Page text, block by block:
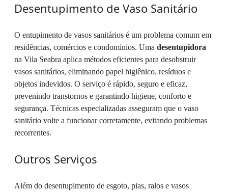
Desentupimento de Vaso Sanitário
O entupimento de vasos sanitários é um problema comum em
residências, comércios e condomínios. Uma desentupidora
na Vila Seabra aplica métodos eficientes para desobstruir
vasos sanitários, eliminando papel higiênico, resíduos e
objetos indevidos. O serviço é rápido, seguro e eficaz,
prevenindo transtornos e garantindo higiene, conforto e
segurança. Técnicas especializadas asseguram que o vaso
sanitário volte a funcionar corretamente, evitando problemas
recorrentes.
Outros Serviços
Além do desentupimento de esgoto, pias, ralos e vasos